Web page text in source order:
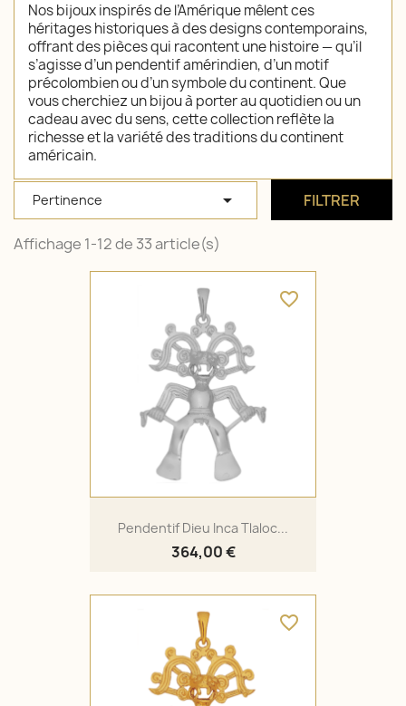
Nos bijoux inspirés de l’Amérique mêlent ces
héritages historiques à des designs contemporains,
offrant des pièces qui racontent une histoire — qu’il
s’agisse d’un pendentif amérindien, d’un motif
précolombien ou d’un symbole du continent. Que
vous cherchiez un bijou à porter au quotidien ou un
cadeau avec du sens, cette collection reflète la
richesse et la variété des traditions du continent
américain.
Pertinence  FILTRER
Affichage 1-12 de 33 article(s)
Pendentif Dieu Inca Tlaloc...
364,00 €
favorite_border
favorite_border